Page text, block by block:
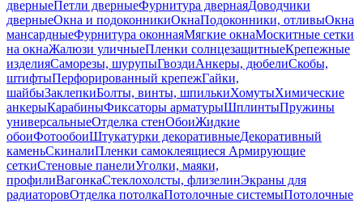
дверныеПетли дверныеФурнитура двернаяДоводчики
дверныеОкна и подоконникиОкнаПодоконники, отливыОкна
мансардныеФурнитура оконнаяМягкие окнаМоскитные сетки
на окнаЖалюзи уличныеПленки солнцезащитныеКрепежные
изделияСаморезы, шурупыГвоздиАнкеры, дюбелиСкобы,
штифтыПерфорированный крепежГайки,
шайбыЗаклепкиБолты, винты, шпилькиХомутыХимические
анкерыКарабиныФиксаторы арматурыШплинтыПружины
универсальныеОтделка стенОбоиЖидкие
обоиФотообоиШтукатурки декоративныеДекоративный
каменьСкиналиПленки самоклеящиеся Армирующие
сеткиСтеновые панелиУголки, маяки,
профилиВагонкаСтеклохолсты, флизелинЭкраны для
радиаторовОтделка потолкаПотолочные системыПотолочные